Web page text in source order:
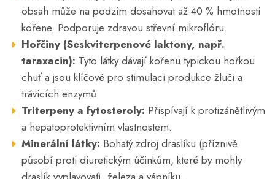
obsah může na podzim dosahovat až 40 % hmotnosti
kořene. Podporuje zdravou střevní mikroflóru.
Hořčiny (Seskviterpenové laktony, např.
taraxacin): Tyto látky dávají kořenu typickou hořkou
chuť a jsou klíčové pro stimulaci produkce žluči a
trávicích enzymů.
Triterpeny a fytosteroly: Přispívají k protizánětlivým
a hepatoprotektivním vlastnostem.
Minerální látky: Bohatý zdroj draslíku (příznivě
působí proti diuretickým účinkům, které by mohly